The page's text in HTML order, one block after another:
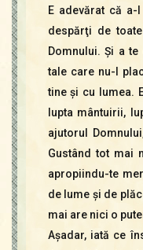
E adevărat că
despărţi de
Domnului. Şi a
tale care nu-I
tine şi cu lumea.
lupta mântuirii,
ajutorul
Gustând tot mai
apropiindu-te
de lume şi de
mai are nici o
Aşadar, iată ce